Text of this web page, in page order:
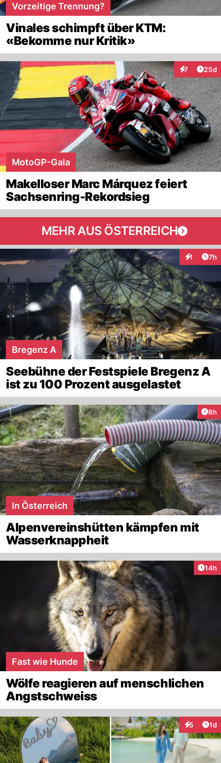
Vorzeitige Trennung?
Vinales schimpft über KTM:
«Bekomme nur Kritik»
7
Interaktionen
25d
MotoGP-Gala
Makelloser Marc Márquez feiert
Sachsenring-Rekordsieg
MEHR AUS ÖSTERREICH
1 7h
Bregenz A
Seebühne der Festspiele Bregenz A
ist zu 100 Prozent ausgelastet
8h
In Österreich
Alpenvereinshütten kämpfen mit
Wasserknappheit
14h
Fast wie Hunde
Wölfe reagieren auf menschlichen
Angstschweiss
5 1d